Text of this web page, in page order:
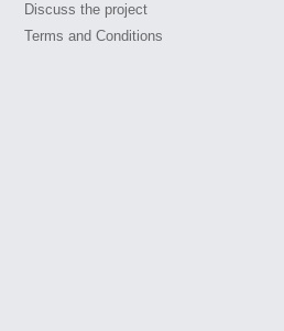
Discuss the project
Terms and Conditions